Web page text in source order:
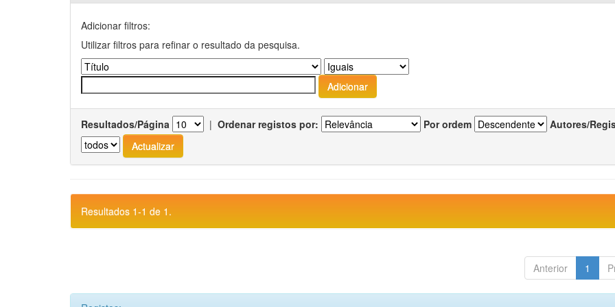
Adicionar filtros:
Utilizar filtros para refinar o resultado da pesquisa.
Resultados/Página | Ordenar registos por: Por ordem Autores/
Resultados 1-1 de 1.
Anterior 1